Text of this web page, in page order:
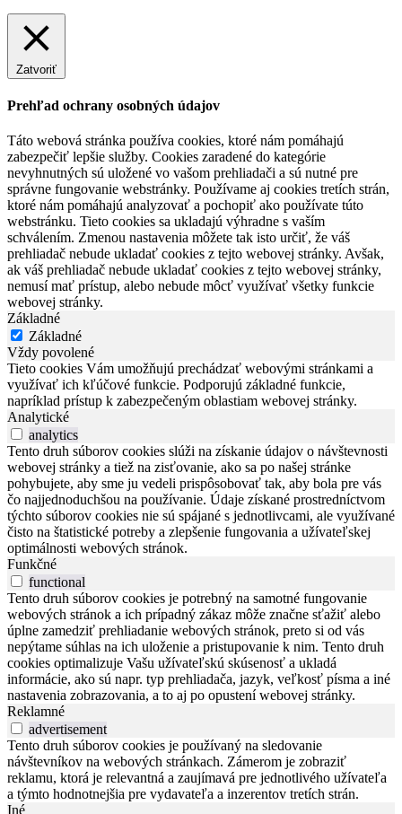
Zatvoriť
Prehľad ochrany osobných údajov
Táto webová stránka používa cookies, ktoré nám pomáhajú
zabezpečiť lepšie služby. Cookies zaradené do kategórie
nevyhnutných sú uložené vo vašom prehliadači a sú nutné pre
správne fungovanie webstránky. Používame aj cookies tretích strán,
ktoré nám pomáhajú analyzovať a pochopiť ako používate túto
webstránku. Tieto cookies sa ukladajú výhradne s vaším
schválením. Zmenou nastavenia môžete tak isto určiť, že váš
prehliadač nebude ukladať cookies z tejto webovej stránky. Avšak,
ak váš prehliadač nebude ukladať cookies z tejto webovej stránky,
nemusí mať prístup, alebo nebude môcť využívať všetky funkcie
webovej stránky.
Základné
Základné
Vždy povolené
Tieto cookies Vám umožňujú prechádzať webovými stránkami a
využívať ich kľúčové funkcie. Podporujú základné funkcie,
napríklad prístup k zabezpečeným oblastiam webovej stránky.
Analytické
analytics
Tento druh súborov cookies slúži na získanie údajov o návštevnosti
webovej stránky a tiež na zisťovanie, ako sa po našej stránke
pohybujete, aby sme ju vedeli prispôsobovať tak, aby bola pre vás
čo najjednoduchšou na používanie. Údaje získané prostredníctvom
týchto súborov cookies nie sú spájané s jednotlivcami, ale využívané
čisto na štatistické potreby a zlepšenie fungovania a užívateľskej
optimálnosti webových stránok.
Funkčné
functional
Tento druh súborov cookies je potrebný na samotné fungovanie
webových stránok a ich prípadný zákaz môže značne sťažiť alebo
úplne zamedziť prehliadanie webových stránok, preto si od vás
nepýtame súhlas na ich uloženie a pristupovanie k nim. Tento druh
cookies optimalizuje Vašu užívateľskú skúsenosť a ukladá
informácie, ako sú napr. typ prehliadača, jazyk, veľkosť písma a iné
nastavenia zobrazovania, a to aj po opustení webovej stránky.
Reklamné
advertisement
Tento druh súborov cookies je používaný na sledovanie
návštevníkov na webových stránkach. Zámerom je zobraziť
reklamu, ktorá je relevantná a zaujímavá pre jednotlivého užívateľa
a týmto hodnotnejšia pre vydavateľa a inzerentov tretích strán.
Iné